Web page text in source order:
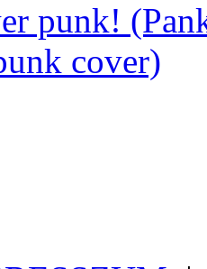
punk!
cover)